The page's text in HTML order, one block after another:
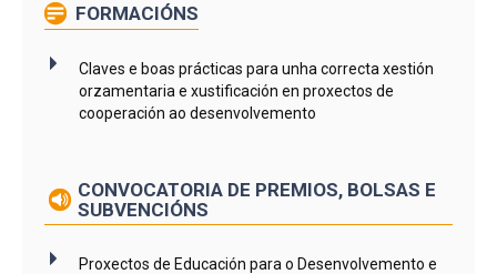
FORMACIÓNS
Claves e boas prácticas para unha correcta xestión
orzamentaria e xustificación en proxectos de
cooperación ao desenvolvemento
CONVOCATORIA DE PREMIOS, BOLSAS E
SUBVENCIÓNS
Proxectos de Educación para o Desenvolvemento e